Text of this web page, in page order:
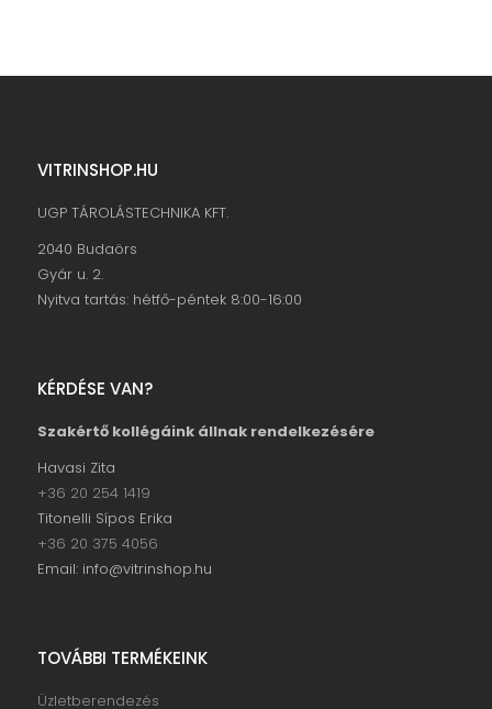
VITRINSHOP.HU
UGP TÁROLÁSTECHNIKA KFT.
2040 Budaörs
Gyár u. 2.
Nyitva tartás: hétfő-péntek 8:00-16:00
KÉRDÉSE VAN?
Szakértő kollégáink állnak rendelkezésére
Havasi Zita
+36 20 254 1419
Titonelli Sípos Erika
+36 20 375 4056
Email: info@vitrinshop.hu
TOVÁBBI TERMÉKEINK
Üzletberendezés